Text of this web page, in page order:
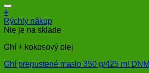
+
Rýchly nákup
Nie je na sklade
Ghí + kokosový olej
Ghí prepustené maslo 350 g/425 ml DNM